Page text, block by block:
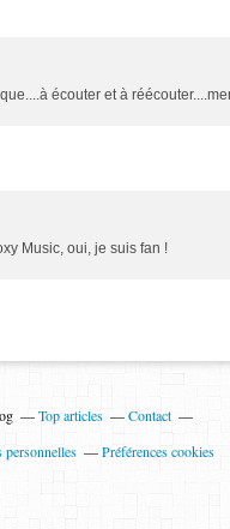
écouter et à
Music, oui, je suis fan !
Top articles
Contact
personnelles Préférences cookies